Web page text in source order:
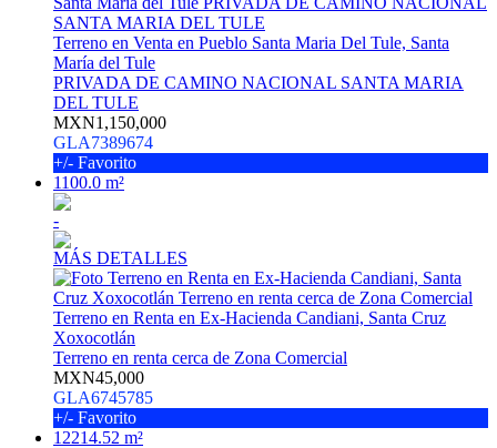
Terreno en Venta en Pueblo Santa Maria Del Tule, Santa
María del Tule
PRIVADA DE CAMINO NACIONAL SANTA MARIA
DEL TULE
MXN1,150,000
GLA7389674
+/- Favorito
1100.0 m²
-
MÁS DETALLES
Terreno en Renta en Ex-Hacienda Candiani, Santa Cruz
Xoxocotlán
Terreno en renta cerca de Zona Comercial
MXN45,000
GLA6745785
+/- Favorito
12214.52 m²